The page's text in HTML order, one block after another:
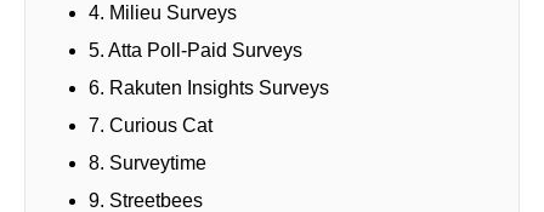
4. Milieu Surveys
5. Atta Poll-Paid Surveys
6. Rakuten Insights Surveys
7. Curious Cat
8. Surveytime
9. Streetbees